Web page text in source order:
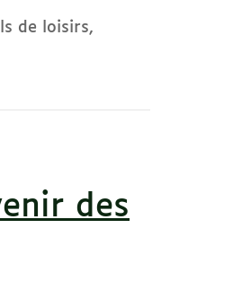
de loisirs,
des